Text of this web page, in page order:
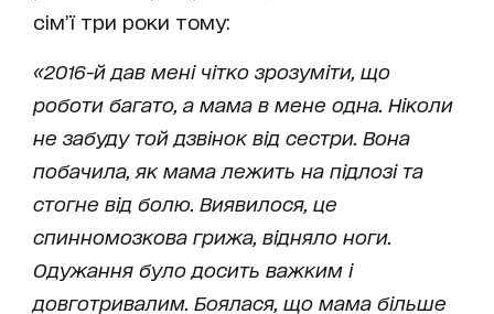
сім’ї три роки тому:
«2016-й дав мені чітко зрозуміти, що
роботи багато, а мама в мене одна. Ніколи
не забуду той дзвінок від сестри. Вона
побачила, як мама лежить на підлозі та
стогне від болю. Виявилося, це
спинномозкова грижа, відняло ноги.
Одужання було досить важким і
довготривалим. Боялася, що мама більше